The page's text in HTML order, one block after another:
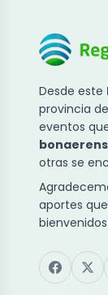
Desde este
provincia
eventos
otras se
aportes